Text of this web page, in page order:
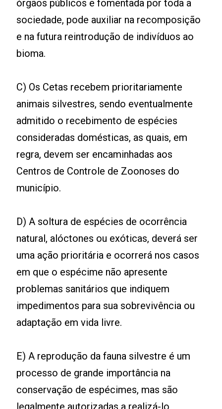
órgãos públicos e fomentada por toda a
sociedade, pode auxiliar na recomposição
e na futura reintrodução de indivíduos ao
bioma.
C) Os Cetas recebem prioritariamente
animais silvestres, sendo eventualmente
admitido o recebimento de espécies
consideradas domésticas, as quais, em
regra, devem ser encaminhadas aos
Centros de Controle de Zoonoses do
município.
D) A soltura de espécies de ocorrência
natural, alóctones ou exóticas, deverá ser
uma ação prioritária e ocorrerá nos casos
em que o espécime não apresente
problemas sanitários que indiquem
impedimentos para sua sobrevivência ou
adaptação em vida livre.
E) A reprodução da fauna silvestre é um
processo de grande importância na
conservação de espécimes, mas são